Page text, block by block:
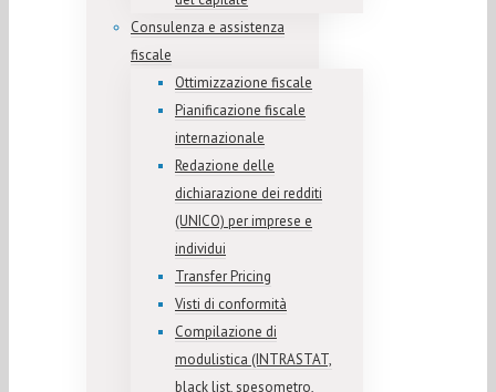
Consulenza e assistenza
fiscale
Ottimizzazione fiscale
Pianificazione fiscale
internazionale
Redazione delle
dichiarazione dei redditi
(UNICO) per imprese e
individui
Transfer Pricing
Visti di conformità
Compilazione di
modulistica (INTRASTAT,
black list, spesometro,